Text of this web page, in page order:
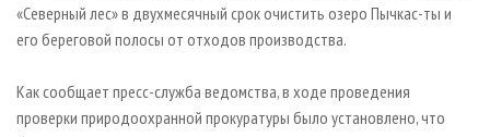
БИОЭНЕРГЕТИКА
ЦБП
ИНСТРУМЕНТ И МАТЕРИАЛЫ
RUSSIAN FORESTRY REVIEW
БИБЛИОТЕКА СПЕЦИАЛИСТА
«Северный лес» в двухмесячный срок очистить озеро Пычкас-ты и
его береговой полосы от отходов производства.
Как сообщает пресс-служба ведомства, в ходе проведения
проверки природоохранной прокуратуры было установлено, что